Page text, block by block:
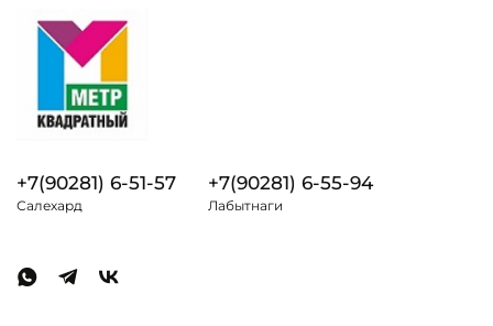
+7(90281) 6-51-57
Салехард
+7(90281) 6-55-94
Лабытнаги